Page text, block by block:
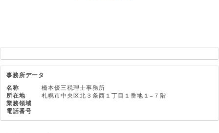
事務所データ
名称
橋本優三税理士事務所
所在地 札幌市中央区北３条西１丁目１番地１−７階
業務領域
電話番号